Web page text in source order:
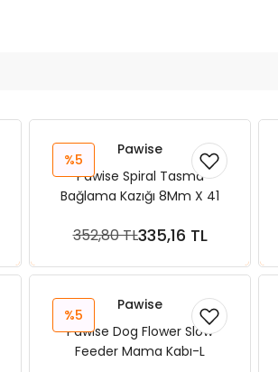
%5
Pawise
Pawise Spiral Tasma
Bağlama Kazığı 8Mm X 41
352,80 TL335,16 TL
Sepete Ekle
%5
Pawise
Pawise Dog Flower Slow
Feeder Mama Kabı-L